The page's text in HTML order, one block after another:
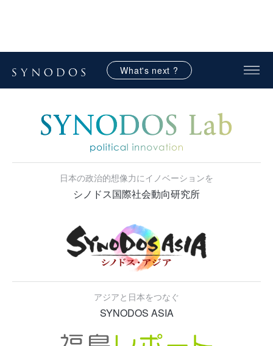
What's next ?
日本の政治的想像力にイノベーションを
シノドス国際社会動向研究所
アジアと日本をつなぐ
SYNODOS ASIA